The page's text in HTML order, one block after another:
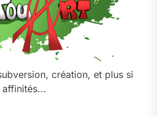
création, et plus si
affinités...